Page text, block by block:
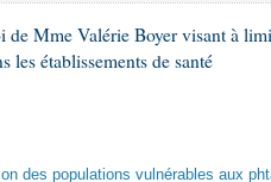
de Mme Valérie Boyer visant à
les établissements de santé
des populations vulnérables aux